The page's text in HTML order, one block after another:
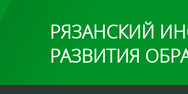
РЯЗАНСКИЙ
РАЗВИТИЯ